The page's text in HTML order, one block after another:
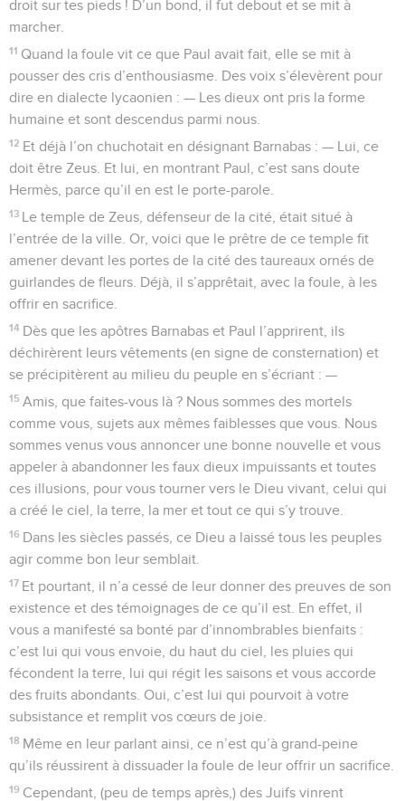
droit sur tes pieds ! D’un bond, il fut debout et se mit à
marcher.
11 Quand la foule vit ce que Paul avait fait, elle se mit à
pousser des cris d’enthousiasme. Des voix s’élevèrent pour
dire en dialecte lycaonien : — Les dieux ont pris la forme
humaine et sont descendus parmi nous.
12 Et déjà l’on chuchotait en désignant Barnabas : — Lui, ce
doit être Zeus. Et lui, en montrant Paul, c’est sans doute
Hermès, parce qu’il en est le porte-parole.
13 Le temple de Zeus, défenseur de la cité, était situé à
l’entrée de la ville. Or, voici que le prêtre de ce temple fit
amener devant les portes de la cité des taureaux ornés de
guirlandes de fleurs. Déjà, il s’apprêtait, avec la foule, à les
offrir en sacrifice.
14 Dès que les apôtres Barnabas et Paul l’apprirent, ils
déchirèrent leurs vêtements (en signe de consternation) et
se précipitèrent au milieu du peuple en s’écriant : —
15 Amis, que faites-vous là ? Nous sommes des mortels
comme vous, sujets aux mêmes faiblesses que vous. Nous
sommes venus vous annoncer une bonne nouvelle et vous
appeler à abandonner les faux dieux impuissants et toutes
ces illusions, pour vous tourner vers le Dieu vivant, celui qui
a créé le ciel, la terre, la mer et tout ce qui s’y trouve.
16 Dans les siècles passés, ce Dieu a laissé tous les peuples
agir comme bon leur semblait.
17 Et pourtant, il n’a cessé de leur donner des preuves de son
existence et des témoignages de ce qu’il est. En effet, il
vous a manifesté sa bonté par d’innombrables bienfaits :
c’est lui qui vous envoie, du haut du ciel, les pluies qui
fécondent la terre, lui qui régit les saisons et vous accorde
des fruits abondants. Oui, c’est lui qui pourvoit à votre
subsistance et remplit vos cœurs de joie.
18 Même en leur parlant ainsi, ce n’est qu’à grand-peine
qu’ils réussirent à dissuader la foule de leur offrir un sacrifice.
19 Cependant, (peu de temps après,) des Juifs vinrent